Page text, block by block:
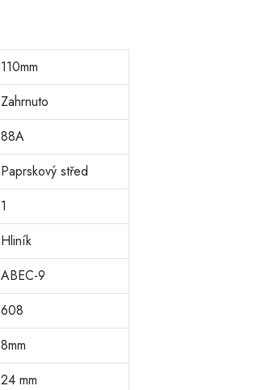
110mm
Zahrnuto
88A
Paprskový střed
1
Hliník
ABEC-9
608
8mm
24 mm